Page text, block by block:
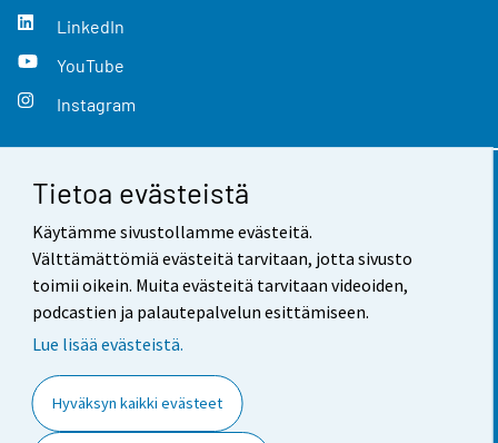
Tietoa evästeistä
Käytämme sivustollamme evästeitä.
Välttämättömiä evästeitä tarvitaan, jotta sivusto
toimii oikein. Muita evästeitä tarvitaan videoiden,
podcastien ja palautepalvelun esittämiseen.
Lue lisää evästeistä.
Hyväksyn kaikki evästeet
LinkedIn
YouTube
Instagram
Yhteystiedot
Palaute
Käyttöehdot
Saavutettavuus
Tietoa sivustosta